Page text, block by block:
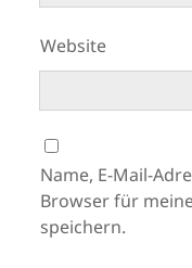
Website
Name, E-Mail-
Browser für
speichern.